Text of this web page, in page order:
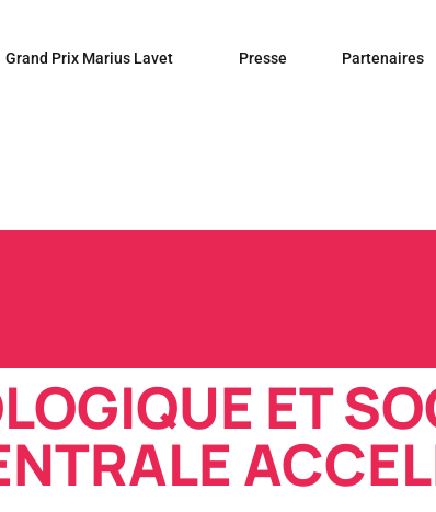
Grand Prix Marius Lavet Presse Partenaires
ET